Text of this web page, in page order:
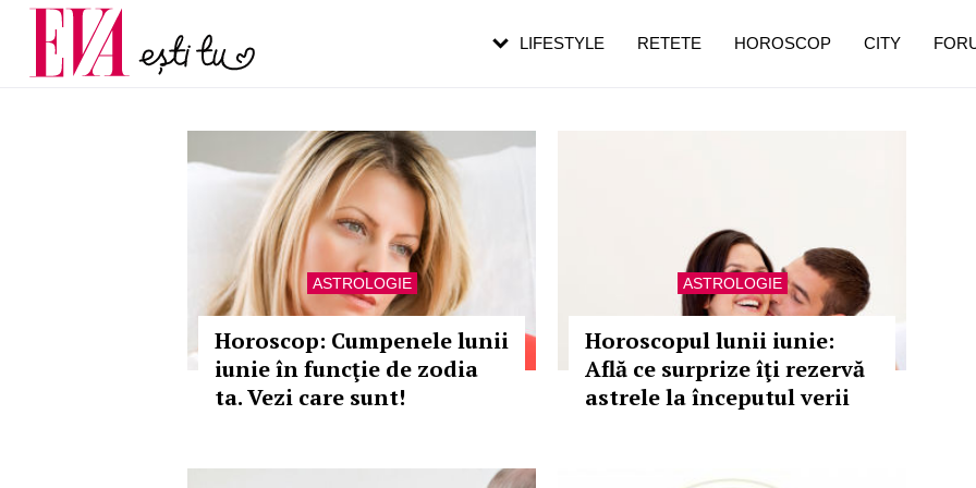
ASTROLOGIE
Horoscop: Cumpenele lunii
iunie în funcţie de zodia
ta. Vezi care sunt!
ASTROLOGIE
Horoscopul lunii iunie:
Află ce surprize îţi rezervă
astrele la începutul verii
LIFESTYLE RETETE HOROSCOP CITY
Carieră
Actualitate
pe măsură ce înaintezi în vârstă
de dureroasă este investigația